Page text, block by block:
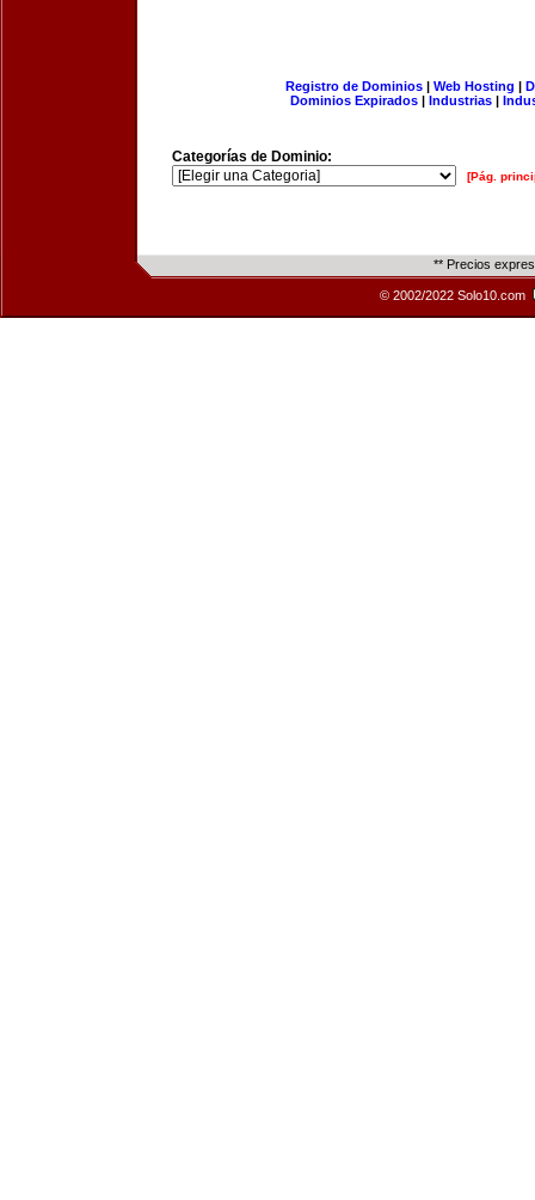
Registro de Dominios| Web Hosting |
Dominios Expirados | Industrias |
Categorías de Dominio:
[Pág.
** Precios
© 2002/2022 Solo10.com